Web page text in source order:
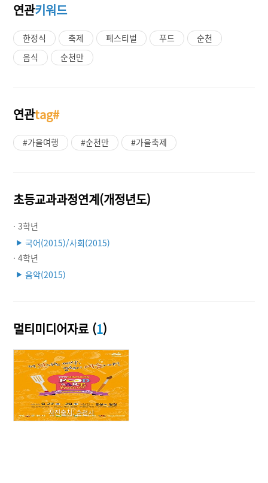
연관키워드
한정식 축제 페스티벌 푸드
순천
음식
순천만
연관tag#
#가을여행 #순천만 #가을축제
초등교과과정연계(개정년도)
· 3학년
▶ 국어(2015)/사회(2015)
· 4학년
▶ 음악(2015)
멀티미디어자료 (1)
사진출처: 순천시